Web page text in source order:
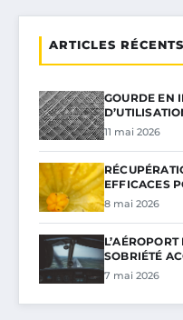
ARTICLES RÉCENTS
GOURDE EN
11 mai 2026
EFFICACES
8 mai 2026
SOBRIÉTÉ
7 mai 2026